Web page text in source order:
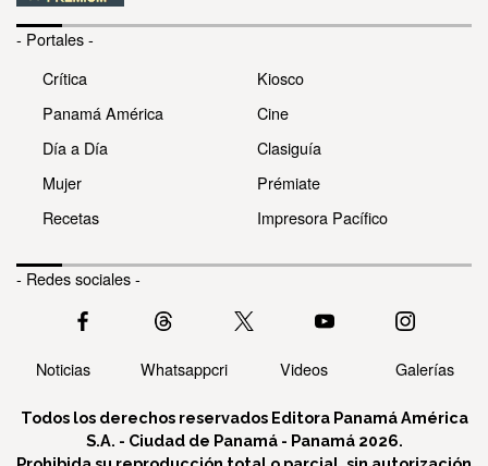
- Portales -
Crítica
Panamá América
Día a Día
Mujer
Recetas
Kiosco
Cine
Clasiguía
Prémiate
Impresora Pacífico
- Redes sociales -
Noticias Whatsappcri Videos Galerías
Todos los derechos reservados Editora Panamá América
S.A. - Ciudad de Panamá - Panamá 2026.